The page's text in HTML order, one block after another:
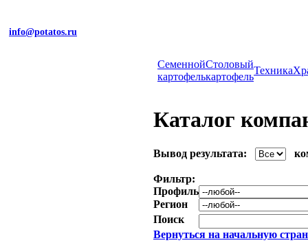
info@potatos.ru
Cеменной
картофель
Столовый
картофель
Техника
Каталог
Вывод результата:
Фильтр:
Профиль
Регион
Поиск
Вернуться на начальную